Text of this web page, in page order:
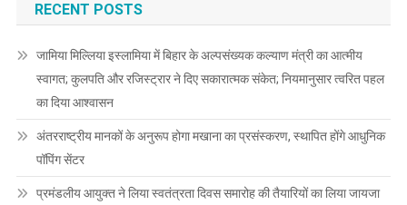
RECENT POSTS
जामिया मिल्लिया इस्लामिया में बिहार के अल्पसंख्यक कल्याण मंत्री का आत्मीय
स्वागत; कुलपति और रजिस्ट्रार ने दिए सकारात्मक संकेत; नियमानुसार त्वरित पहल
का दिया आश्वासन
अंतरराष्ट्रीय मानकों के अनुरूप होगा मखाना का प्रसंस्करण, स्थापित होंगे आधुनिक
पॉपिंग सेंटर
प्रमंडलीय आयुक्त ने लिया स्वतंत्रता दिवस समारोह की तैयारियों का लिया जायजा